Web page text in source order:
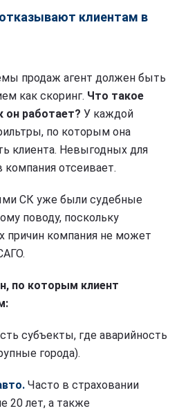
клиентам в
продаж агент должен быть
как скоринг. Что такое
он работает? У каждой
по которым она
клиента. Невыгодных для
отсеивает.
СК уже были судебные
поводу, поскольку
причин компания не может
по которым клиент
субъекты, где аварийность
города).
Часто в страховании
20 лет, а также